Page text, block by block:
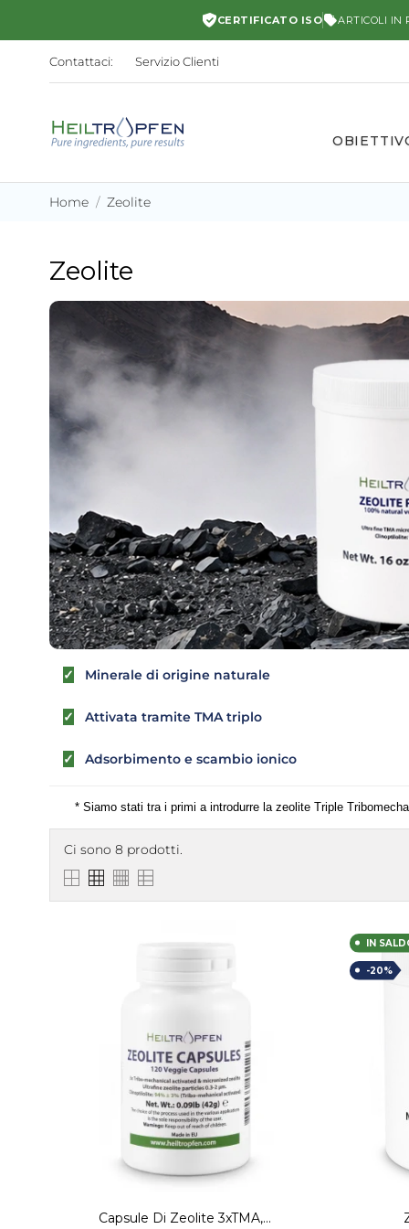
CERTIFICATO ISO ARTICOLI IN
Contattaci: Servizio Clienti
Home Zeolite
Zeolite
✓ Minerale di origine naturale
✓ Attivata tramite TMA triplo
✓ Adsorbimento e scambio ionico
* Siamo stati tra i primi a introdurre la zeolite Triple
Ci sono 8 prodotti.
Capsule Di Zeolite 3xTMA,...
IN
-20%